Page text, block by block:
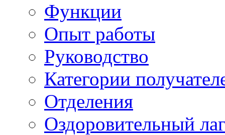
Функции
Опыт работы
Руководство
Категории
Отделения
Оздоровительный